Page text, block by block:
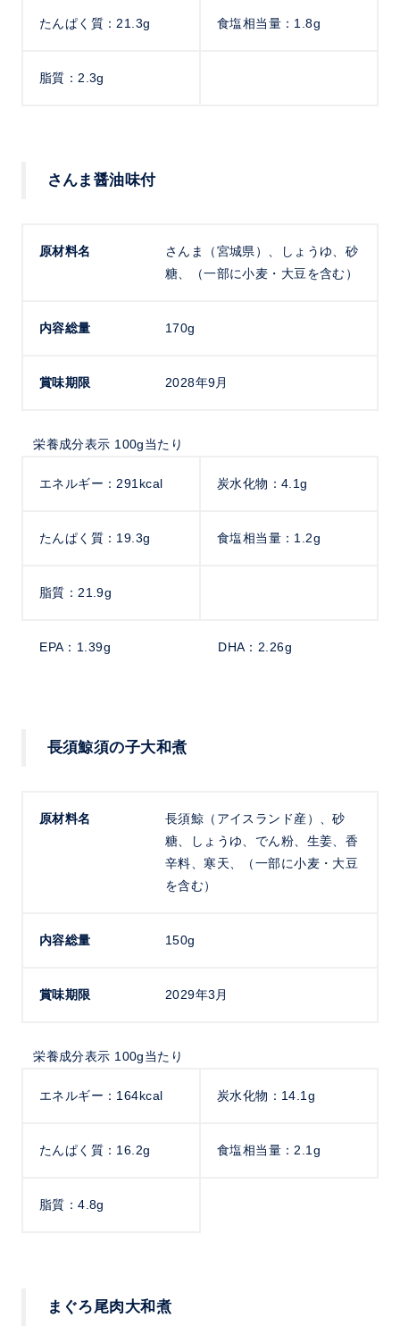
たんぱく質：21.3g 食塩相当量：1.8g
脂質：2.3g
さんま醤油味付
原材料名
さんま（宮城県）、しょうゆ、砂
糖、（一部に小麦・大豆を含む）
内容総量 170g
賞味期限 2028年9月
栄養成分表示 100g当たり
エネルギー：291kcal 炭水化物：4.1g
たんぱく質：19.3g 食塩相当量：1.2g
脂質：21.9g
EPA：1.39g DHA：2.26g
長須鯨須の子大和煮
原材料名
長須鯨（アイスランド産）、砂
糖、しょうゆ、でん粉、生姜、香
辛料、寒天、（一部に小麦・大豆
を含む）
内容総量 150g
賞味期限 2029年3月
栄養成分表示 100g当たり
エネルギー：164kcal 炭水化物：14.1g
たんぱく質：16.2g 食塩相当量：2.1g
脂質：4.8g
まぐろ尾肉大和煮